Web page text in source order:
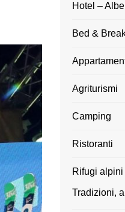
Hotel –
Bed &
Agriturismi
Camping
Ristoranti
Rifugi alpini
Tradizioni,